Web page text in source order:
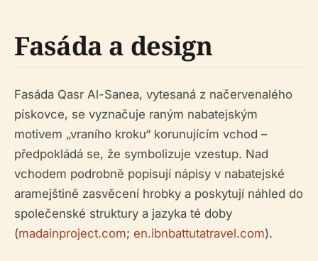
Fasáda a design
Fasáda Qasr Al-Sanea, vytesaná z načervenalého
pískovce, se vyznačuje raným nabatejským
motivem „vraního kroku“ korunujícím vchod –
předpokládá se, že symbolizuje vzestup. Nad
vchodem podrobně popisují nápisy v nabatejské
aramejštině zasvěcení hrobky a poskytují náhled do
společenské struktury a jazyka té doby
(madainproject.com; en.ibnbattutatravel.com).